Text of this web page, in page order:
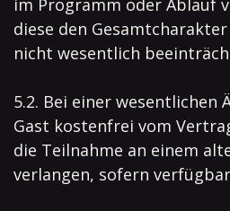
im Programm oder Ablauf
diese den
nicht wesentlich
5.2. Bei einer wesentlichen
Gast kostenfrei vom
die Teilnahme an einem
verlangen, sofern